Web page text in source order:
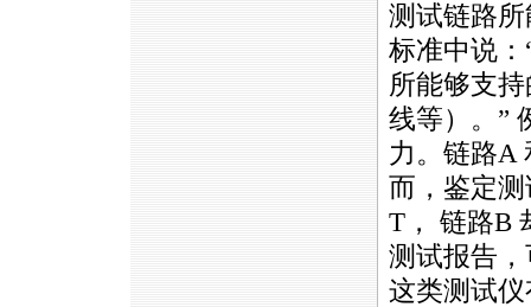
测试链路
标准中说
所能够支
线等）。”
力。链路A
而，鉴定
T， 链路B
测试报告
这类测试仪